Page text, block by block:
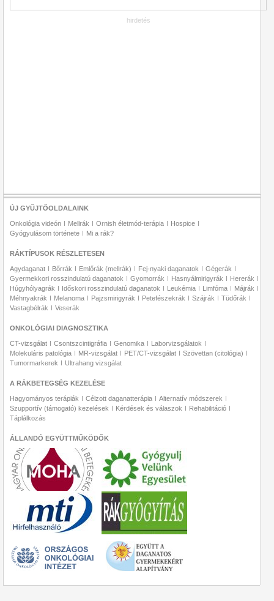
hirdetés
ÚJ GYŰJTŐOLDALAINK
Onkológia videón Mellrák Ornish életmód-terápia
Hospice
Gyógyulásom története
Mi a rák?
RÁKTÍPUSOK RÉSZLETESEN
Agydaganat Bőrrák Emlőrák (mellrák) Fej-nyaki daganatok
Gégerák
Gyermekkori rosszindulatú daganatok
Gyomorrák Hasnyálmirigyrák
Hererák
Húgyhólyagrák
Időskori rosszindulatú daganatok Leukémia Limfóma
Májrák
Méhnyakrák
Melanoma Pajzsmirigyrák Petefészekrák Szájrák
Tüdőrák
Vastagbélrák
Veserák
ONKOLÓGIAI DIAGNOSZTIKA
CT-vizsgálat Csontszcintigráfia Genomika
Laborvizsgálatok
Molekuláris patológia
MR-vizsgálat PET/CT-vizsgálat
Szövettan (citológia)
Tumormarkerek
Ultrahang vizsgálat
A RÁKBETEGSÉG KEZELÉSE
Hagyományos terápiák Célzott daganatterápia
Alternatív módszerek
Szupportív (támogató) kezelések
Kérdések és válaszok
Rehabilitáció
Táplálkozás
ÁLLANDÓ EGYÜTTMŰKÖDŐK